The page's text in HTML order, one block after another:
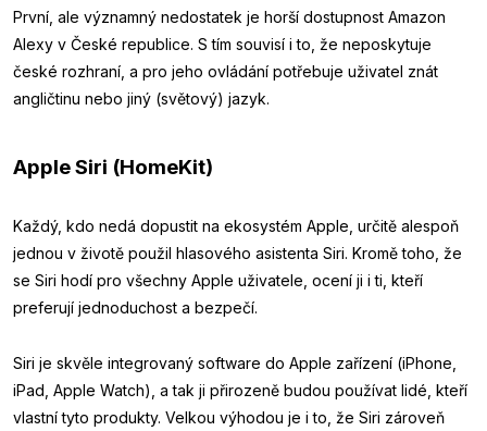
První, ale významný nedostatek je horší dostupnost Amazon
Alexy v České republice. S tím souvisí i to, že neposkytuje
české rozhraní, a pro jeho ovládání potřebuje uživatel znát
angličtinu nebo jiný (světový) jazyk.
Apple Siri (HomeKit)
Každý, kdo nedá dopustit na ekosystém Apple, určitě alespoň
jednou v životě použil hlasového asistenta Siri. Kromě toho, že
se Siri hodí pro všechny Apple uživatele, ocení ji i ti, kteří
preferují jednoduchost a bezpečí.
Siri je skvěle integrovaný software do Apple zařízení (iPhone,
iPad, Apple Watch), a tak ji přirozeně budou používat lidé, kteří
vlastní tyto produkty. Velkou výhodou je i to, že Siri zároveň